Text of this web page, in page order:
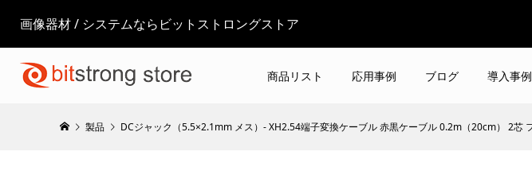
画像器材 / システムならビットストロングストア
商品リスト 応用事例 ブログ 導入事例
製品 DCジャック（5.5×2.1mm メス）- XH2.54端子変換ケーブル 赤黒ケーブル 0.2m（20cm） 2